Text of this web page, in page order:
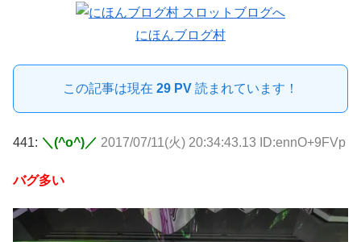
にほんブログ村
この記事は現在 29 PV 読まれています！
441: ＼(^o^)／ 2017/07/11(火) 20:34:43.13 ID:ennO+9FVp
バグ多い